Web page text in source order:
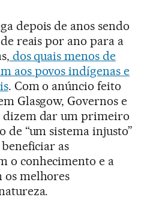
depois de anos sendo
reais por ano para a
dos quais menos de
aos povos indígenas e
. Com o anúncio feito
Glasgow, Governos e
dizem dar um primeiro
de “um sistema injusto”
as
o conhecimento e a
os melhores